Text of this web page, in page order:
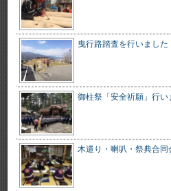
曳行路踏査を行いました
御柱祭「安全祈願」行い
木遣り・喇叭・祭典合